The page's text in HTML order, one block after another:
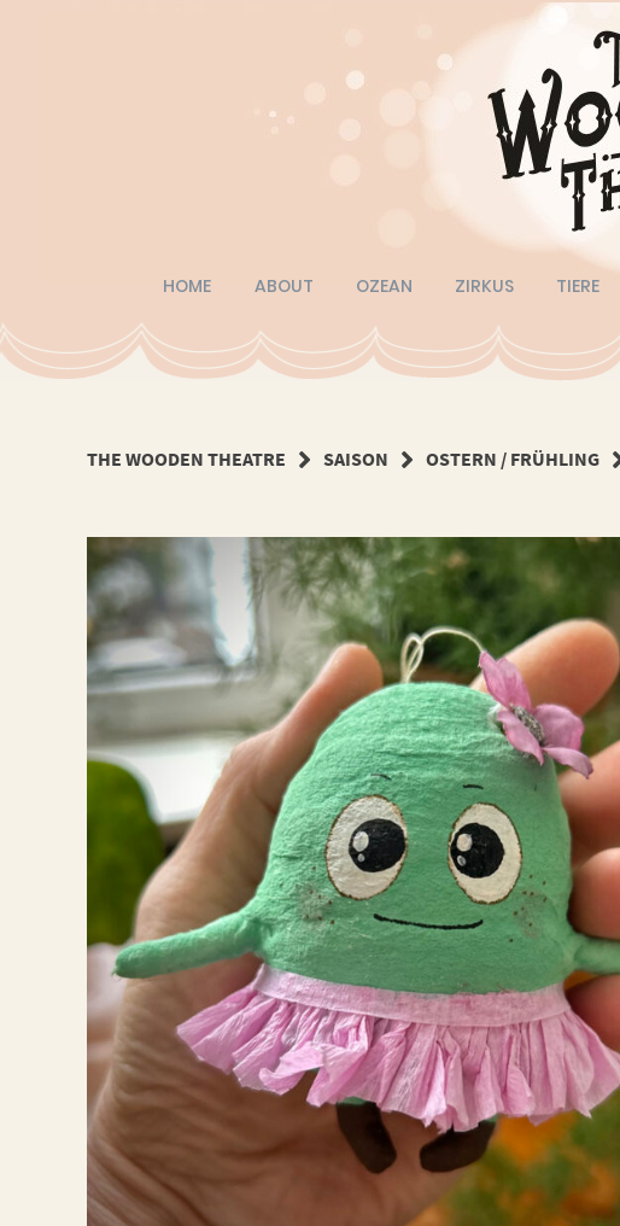
HOME ABOUT OZEAN ZIRKUS TIERE
THE WOODEN THEATRE SAISON OSTERN / FRÜHLING